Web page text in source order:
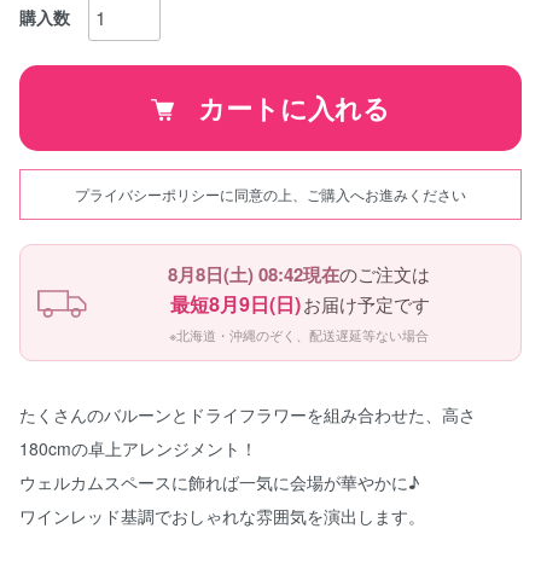
購入数
カートに入れる
プライバシーポリシーに同意の上、ご購入へお進みください
8月8日(土) 08:42現在のご注文は
最短8月9日(日)お届け予定です
※北海道・沖縄のぞく、配送遅延等ない場合
たくさんのバルーンとドライフラワーを組み合わせた、高さ
180cmの卓上アレンジメント！
ウェルカムスペースに飾れば一気に会場が華やかに♪
ワインレッド基調でおしゃれな雰囲気を演出します。